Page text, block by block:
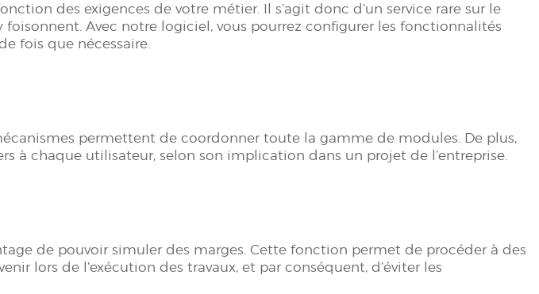
des exigences de votre métier. Il s’agit donc d’un service rare sur le
Avec notre logiciel, vous pourrez configurer les fonctionnalités
fois que nécessaire.
permettent de coordonner toute la gamme de modules. De plus,
à chaque utilisateur, selon son implication dans un projet de l’entreprise.
de pouvoir simuler des marges. Cette fonction permet de procéder à des
lors de l’exécution des travaux, et par conséquent, d’éviter les